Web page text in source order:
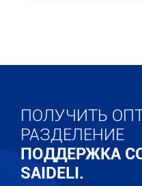
ПОЛУЧИТЬ
РАЗДЕЛЕНИЕ
ПОДДЕРЖКА
SAIDELI.